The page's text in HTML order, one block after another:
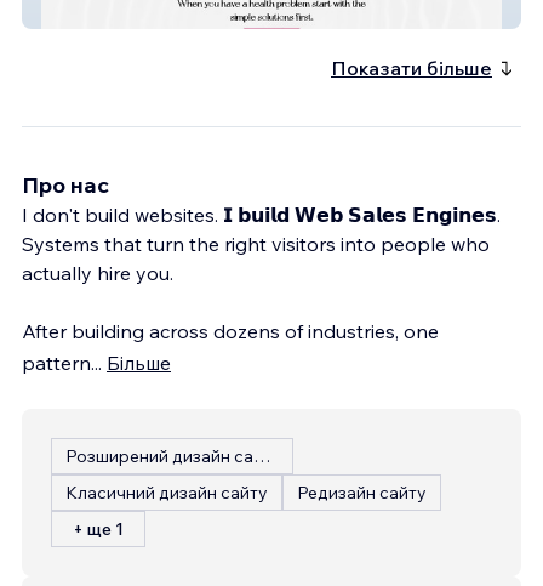
Lisa Baas Healing Arts
Показати більше
Про нас
I don't build websites. 𝗜 𝗯𝘂𝗶𝗹𝗱 𝗪𝗲𝗯 𝗦𝗮𝗹𝗲𝘀 𝗘𝗻𝗴𝗶𝗻𝗲𝘀.
Systems that turn the right visitors into people who
actually hire you.
After building across dozens of industries, one
pattern... Більше
Розширений дизайн сайту
Класичний дизайн сайту
Редизайн сайту
+ ще 1